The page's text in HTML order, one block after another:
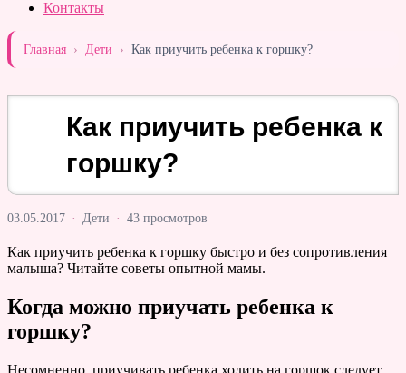
Контакты
Главная › Дети › Как приучить ребенка к горшку?
Как приучить ребенка к
горшку?
03.05.2017 · Дети · 43 просмотров
Как приучить ребенка к горшку быстро и без сопротивления
малыша? Читайте советы опытной мамы.
Когда можно приучать ребенка к
горшку?
Несомненно, приучивать ребенка ходить на горшок следует